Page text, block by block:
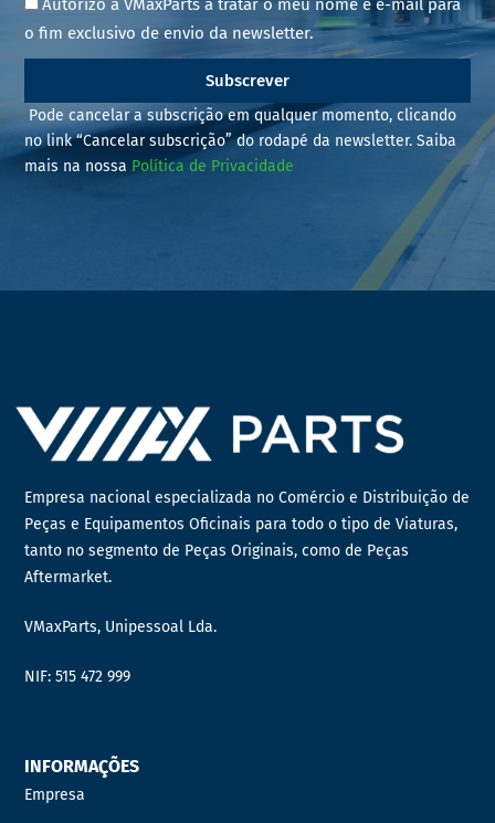
Autorizo a VMaxParts a tratar o meu nome e e-mail para
o fim exclusivo de envio da newsletter.
Subscrever
Pode cancelar a subscrição em qualquer momento, clicando
no link “Cancelar subscrição” do rodapé da newsletter. Saiba
mais na nossa Política de Privacidade
Empresa nacional especializada no Comércio e Distribuição de
Peças e Equipamentos Oficinais para todo o tipo de Viaturas,
tanto no segmento de Peças Originais, como de Peças
Aftermarket.
VMaxParts, Unipessoal Lda.
NIF: 515 472 999
INFORMAÇÕES
Empresa